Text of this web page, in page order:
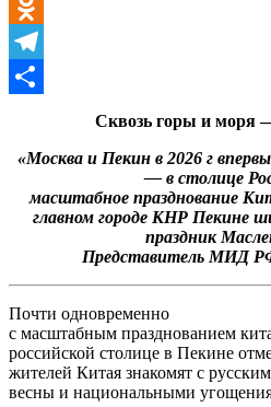
LinkedIn
Odnoklassniki
Telegram
Сквозь горы и моря
«Москва и Пекин в 2026 г
— в столице
масштабное празднование
главном городе КНР Пекине
праздник
Представитель МИД
Почти одновременно
с масштабным празднованием
российской столице в Пекине
жителей Китая знакомят с
весны и национальными